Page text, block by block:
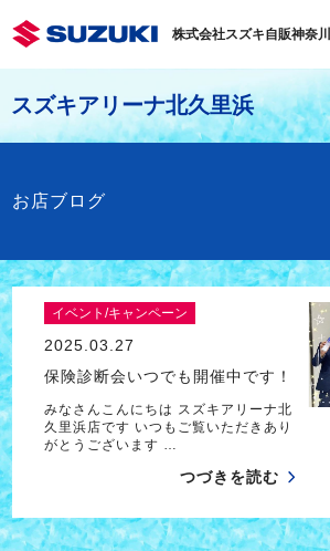
株式会社スズキ自販神奈川
スズキアリーナ北久里浜
お店ブログ
イベント/キャンペーン
2025.03.27
保険診断会いつでも開催中です！
みなさんこんにちは スズキアリーナ北
久里浜店です いつもご覧いただきあり
がとうございます …
つづきを読む